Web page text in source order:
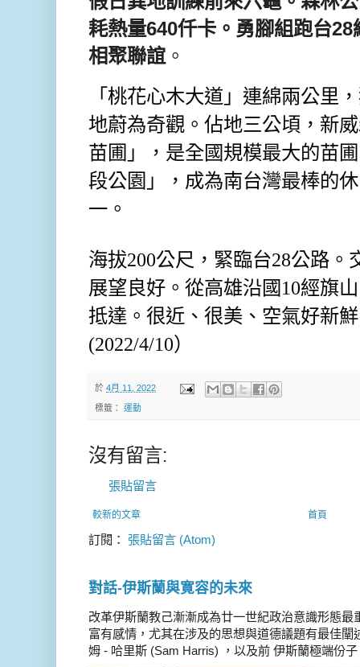
耗熱量640仟卡。勇腳組跑台
相聚聯誼 。
「桃花心木大道」連綿兩公里
地蔚為奇觀。佔地三公頃，新
苗圃」，是全國規模最大的苗
段公園」，成為南台灣最棒的
一。
海拔200公尺，緊臨台28公路。
展望良好。從高雄沿國10經旗
抵達。很近、很美、空氣好新
(2022/4/10）
於 4月 11, 2022
標籤： 運動
沒有留言:
張貼留言
較新的文章 首頁
訂閱： 張貼留言 (Atom)
對話-伊斯蘭與寛容的未來
改革伊斯蘭教己漸漸成為廿一世紀政治意識形態
富有感情，尤其在涉及的思想與道德議題有最佳
姆 - 哈里斯 (Sam Harris) ，以及前 伊斯蘭極端份